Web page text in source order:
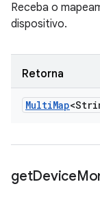
Receba o
dispositivo.
Retorna
MultiMap
getDevice